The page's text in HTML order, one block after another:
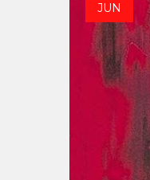
JUN